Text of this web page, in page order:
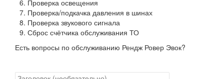
Проверка освещения
Проверка/подкачка давления в шинах
Проверка звукового сигнала
Сброс счётчика обслуживания ТО
Есть вопросы по обслуживанию Рендж Ровер Эвок?